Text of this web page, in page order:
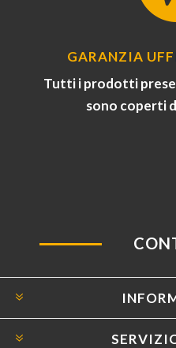
GARANZIA
Tutti i prodotti
sono coperti